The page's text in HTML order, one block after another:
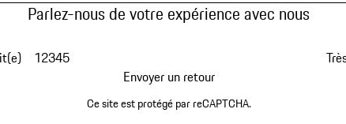
Parlez-nous de votre expérience avec nous
12345
Envoyer un retour
Ce site est protégé par reCAPTCHA.